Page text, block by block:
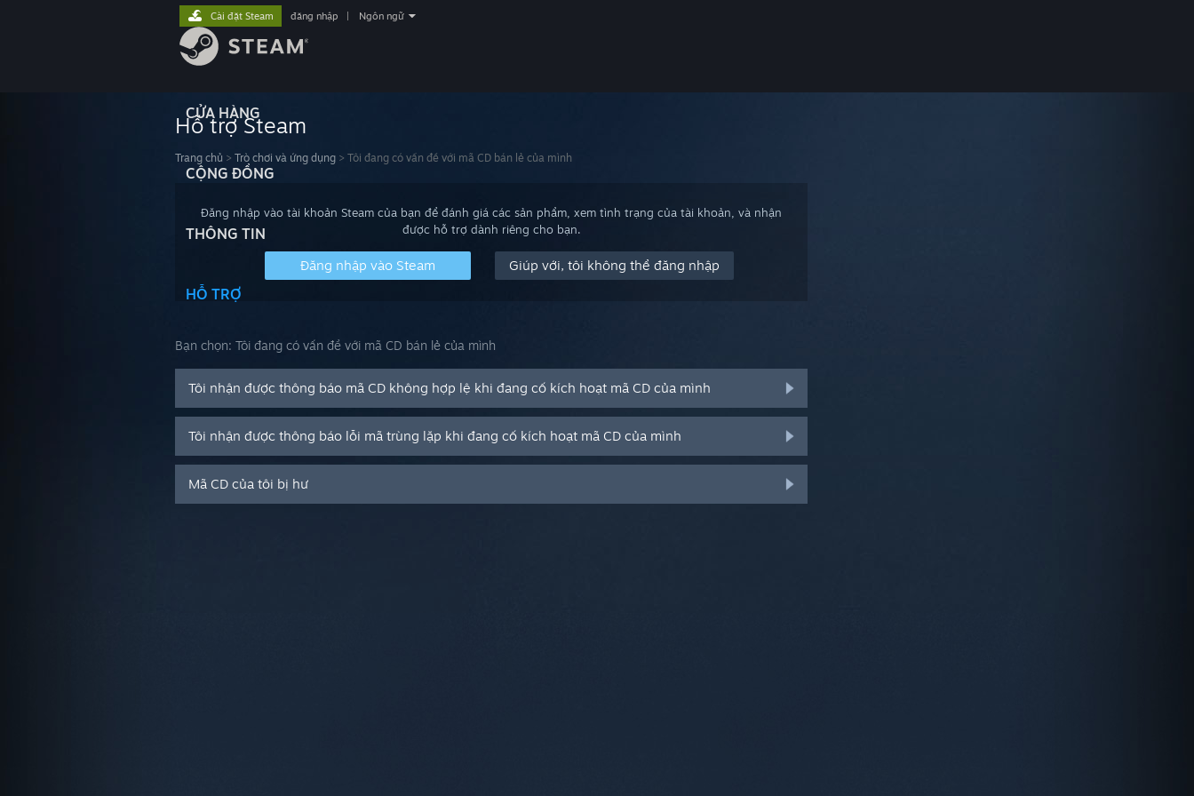
CỬA HÀNG
CỘNG ĐỒNG
THÔNG TIN
HỖ TRỢ
Cài đặt Steam đăng nhập Ngôn ngữ
Hỗ trợ Steam
Trang chủ > Trò chơi và ứng dụng > Tôi đang có vấn đề với mã CD bán lẻ của mình
Đăng nhập vào tài khoản Steam của bạn để đánh giá các sản phẩm, xem tình trạng của tài khoản, và nhận
được hỗ trợ dành riêng cho bạn.
Đăng nhập vào Steam Giúp với, tôi không thể đăng nhập
Bạn chọn: Tôi đang có vấn đề với mã CD bán lẻ của mình
Tôi nhận được thông báo mã CD không hợp lệ khi đang cố kích hoạt mã CD của mình
Tôi nhận được thông báo lỗi mã trùng lặp khi đang cố kích hoạt mã CD của mình
Mã CD của tôi bị hư